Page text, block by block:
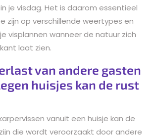
je visdag. Het is daarom essentieel
zijn op verschillende weertypes en
visplannen wanneer de natuur zich
laat zien.
van andere gasten
huisjes kan de rust
vanuit een huisje kan de
die wordt veroorzaakt door andere